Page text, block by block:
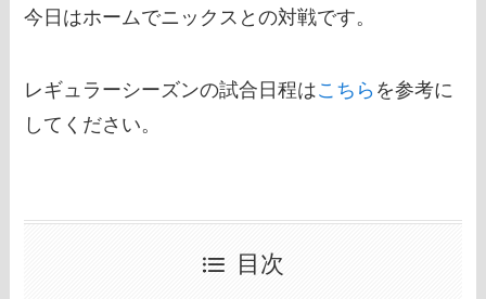
今日はホームでニックスとの対戦です。
レギュラーシーズンの試合日程はこちら を参考に
してください。
目次